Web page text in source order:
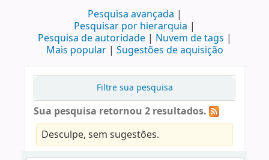
Pesquisa avançada
Pesquisar por hierarquia
Pesquisa de autoridade
Nuvem de tags
Mais popular
Sugestões de aquisição
Filtre sua pesquisa
Sua pesquisa retornou 2 resultados.
Desculpe, sem sugestões.